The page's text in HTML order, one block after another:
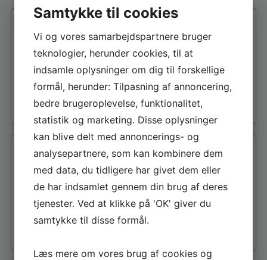
Samtykke til cookies
Vi og vores samarbejdspartnere bruger
teknologier, herunder cookies, til at
indsamle oplysninger om dig til forskellige
formål, herunder: Tilpasning af annoncering,
bedre brugeroplevelse, funktionalitet,
statistik og marketing. Disse oplysninger
kan blive delt med annoncerings- og
analysepartnere, som kan kombinere dem
med data, du tidligere har givet dem eller
de har indsamlet gennem din brug af deres
tjenester. Ved at klikke på 'OK' giver du
samtykke til disse formål.
Læs mere om vores brug af cookies og